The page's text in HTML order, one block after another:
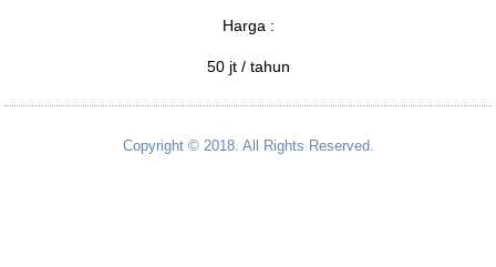
Harga :
50 jt / tahun
Copyright © 2018. All Rights Reserved.